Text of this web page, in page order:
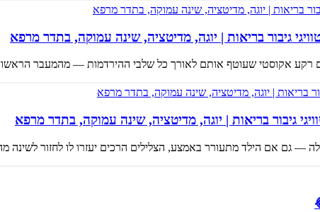
גיבור בריאות | יוגה, מדיטציה, שינה עמוקה, בתדר מרפא
רקע אקוסטי שעוטף אותם לאורך כל שלבי ההירדמות — מהמעבר
— גם אם הילד מתעורר באמצע, הצלילים הרכים יעזרו לו לחזור לשינה